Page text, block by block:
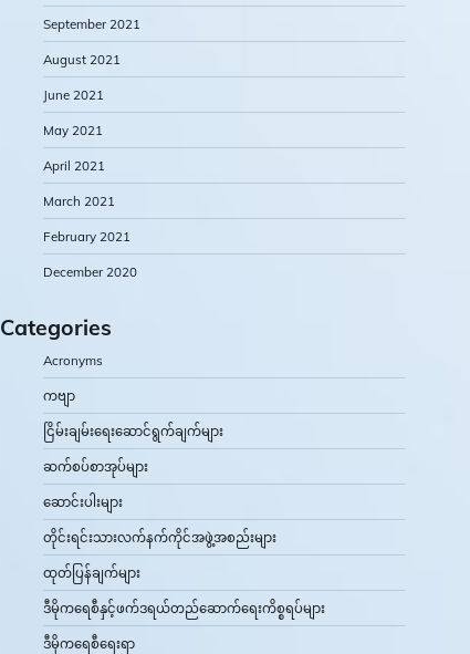
September 2021
August 2021
June 2021
May 2021
April 2021
March 2021
February 2021
December 2020
Categories
Acronyms
ကဗျာ
ငြိမ်းချမ်းရေးဆောင်ရွက်ချက်များ
ဆက်စပ်စာအုပ်များ
ဆောင်းပါးများ
တိုင်းရင်းသားလက်နက်ကိုင်အဖွဲ့အစည်းများ
ထုတ်ပြန်ချက်များ
ဒီမိုကရေစီနှင့်ဖက်ဒရယ်တည်ဆောက်‌ရေးကိစ္စရပ်များ
ဒီမိုကရေစီရေးရာ